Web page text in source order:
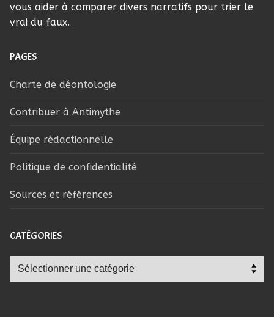
vous aider à comparer divers narratifs pour trier le
vrai du faux.
PAGES
Charte de déontologie
Contribuer à Antimythe
Équipe rédactionnelle
Politique de confidentialité
Sources et références
CATÉGORIES
Catégories